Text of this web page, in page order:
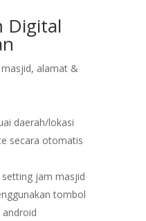
Digital
alamat &
daerah/lokasi
secara otomatis
jam masjid
tombol